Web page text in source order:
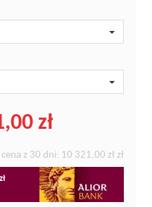
zł
z 30 dni: 10 321,00 zł zł